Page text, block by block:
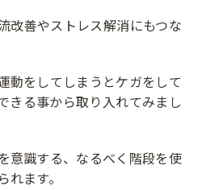
改善やストレス解消にもつな
動をしてしまうとケガをして
きる事から取り入れてみまし
意識する、なるべく階段を使
ます。